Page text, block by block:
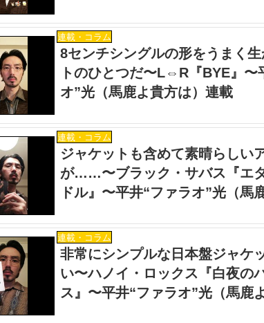
連載・コラム
8センチシングルの形をうまく
トのひとつだ〜L⇔R『BYE』〜
オ”光（馬鹿よ貴方は）連載
連載・コラム
ジャケットも含めて素晴らしい
が……〜ブラック・サバス『エ
ドル』〜平井“ファラオ”光（馬
連載・コラム
非常にシンプルな日本盤ジャケ
い〜ハノイ・ロックス『白夜の
ス』〜平井“ファラオ”光（馬鹿